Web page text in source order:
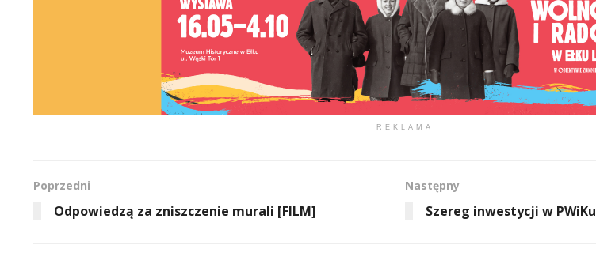
REKLAMA
Poprzedni
Odpowiedzą za zniszczenie murali [FILM]
Następny
Szereg inwestycji w PWiKu